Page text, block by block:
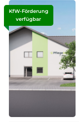
KfW-Förderung
verfügbar